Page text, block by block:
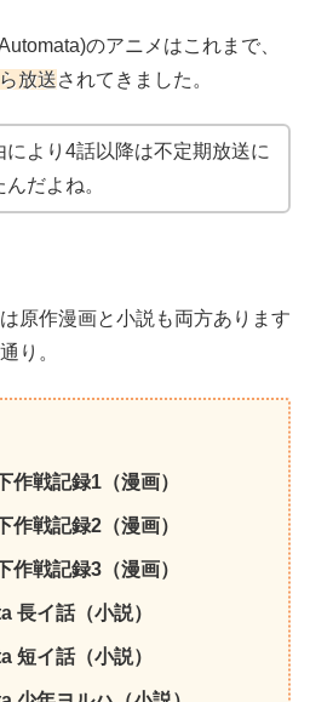
のアニメはこれまで、
放送されてきました。
により4話以降は不定期放送に
だよね。
原作漫画と小説も両方あります
り。
作戦記録1（漫画）
作戦記録2（漫画）
作戦記録3（漫画）
長イ話（小説）
短イ話（小説）